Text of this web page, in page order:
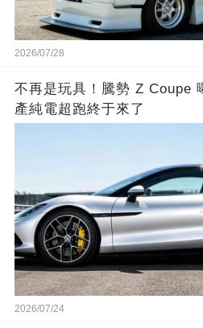
2026/07/28
不再是玩具！騰勢 Z Coupe
產純電超跑終于來了
2026/07/24